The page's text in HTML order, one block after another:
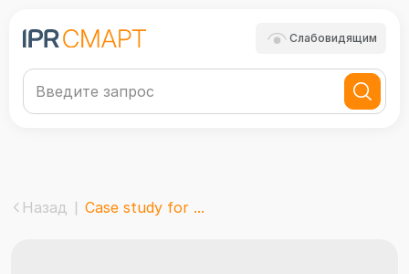
Слабовидящим
Назад Case study for ...